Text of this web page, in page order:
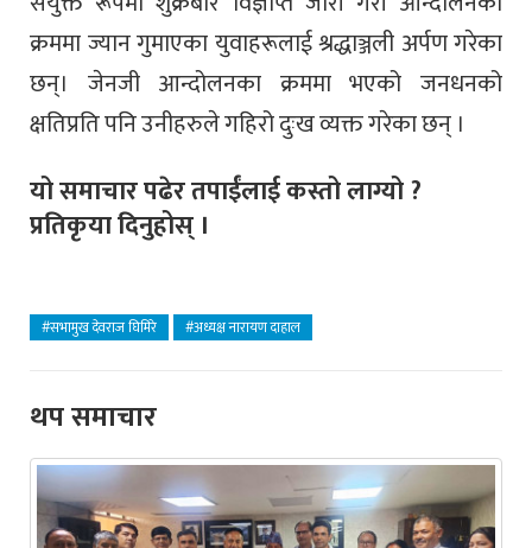
क्रममा ज्यान गुमाएका युवाहरूलाई श्रद्धाञ्जली अर्पण गरेका
छन्। जेनजी आन्दोलनका क्रममा भएको जनधनको
क्षतिप्रति पनि उनीहरुले गहिरो दुःख व्यक्त गरेका छन् ।
यो समाचार पढेर तपाईंलाई कस्तो लाग्यो ?
प्रतिकृया दिनुहोस् ।
#सभामुख देवराज घिमिरे #अध्यक्ष नारायण दाहाल
थप समाचार